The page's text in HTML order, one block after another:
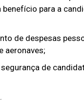
para a
de despesas
aeronaves;
de